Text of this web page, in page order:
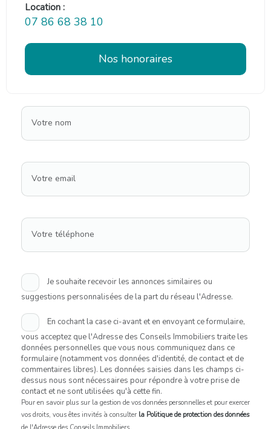
Location :
07 86 68 38 10
Nos honoraires
Votre nom
Votre email
Votre téléphone
Je souhaite recevoir les annonces similaires ou
suggestions personnalisées de la part du réseau l'Adresse.
En cochant la case ci-avant et en envoyant ce formulaire,
vous acceptez que l'Adresse des Conseils Immobiliers traite les
données personnelles que vous nous communiquez dans ce
formulaire (notamment vos données d'identité, de contact et de
commentaires libres). Les données saisies dans les champs ci-
dessus nous sont nécessaires pour répondre à votre prise de
contact et ne sont utilisées qu'à cette fin.
Pour en savoir plus sur la gestion de vos données personnelles et pour exercer
vos droits, vous êtes invités à consulter la Politique de protection des données
de l'Adresse des Conseils Immobiliers.